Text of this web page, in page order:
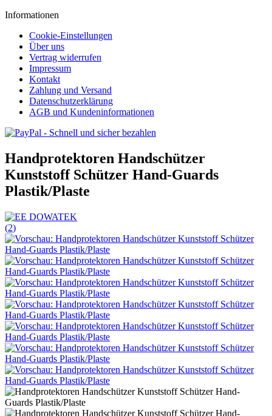
Informationen
Cookie-Einstellungen
Über uns
Vertrag widerrufen
Impressum
Kontakt
Zahlung und Versand
Datenschutzerklärung
AGB und Kundeninformationen
Handprotektoren Handschützer
Kunststoff Schützer Hand-Guards
Plastik/Plaste
(2)